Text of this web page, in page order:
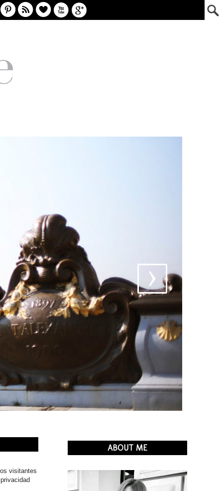
visitantes
ABOUT ME